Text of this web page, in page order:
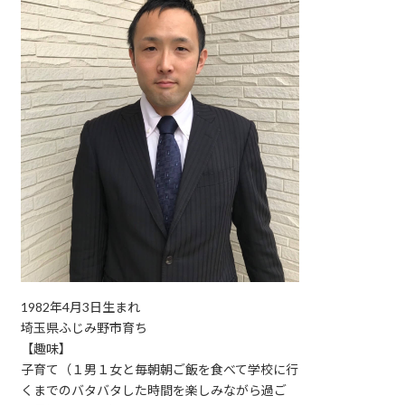
1982年4月3日生まれ
埼玉県ふじみ野市育ち
【趣味】
子育て（１男１女と毎朝朝ご飯を食べて学校に行
くまでのバタバタした時間を楽しみながら過ご